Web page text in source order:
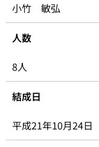
小竹 敏弘
人数
8人
結成日
平成21年10月24日